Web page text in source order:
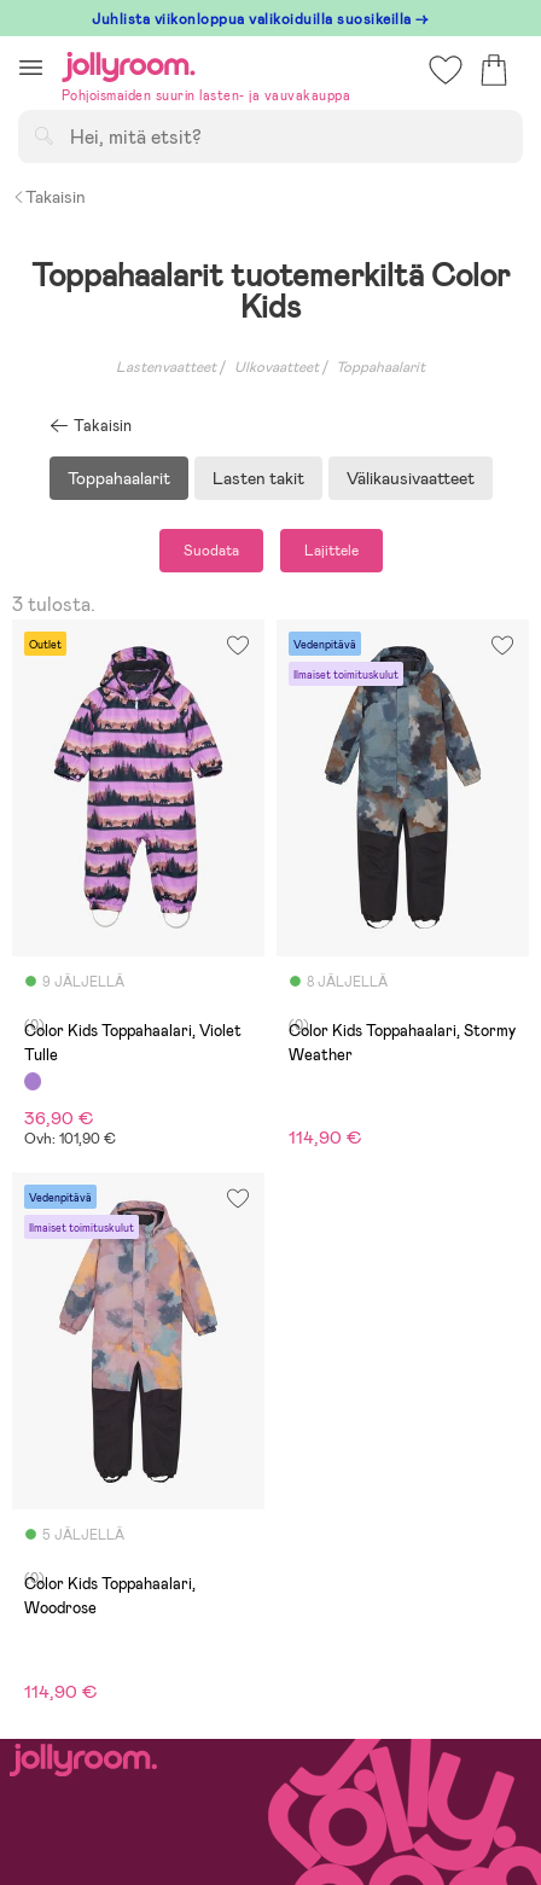
till
innehållet
Juhlista viikonloppua valikoiduilla suosikeilla →
Pohjoismaiden suurin lasten- ja vauvakauppa
Takaisin
Toppahaalarit tuotemerkiltä Color
Kids
Lastenvaatteet Ulkovaatteet Toppahaalarit
Takaisin
Toppahaalarit Lasten takit Välikausivaatteet
Suodata Lajittele
3 tulosta.
Outlet
9 JÄLJELLÄ
(0)
Color Kids Toppahaalari, Violet
Tulle
36,90 €
Ovh: 101,90 €
Vedenpitävä
Ilmaiset toimituskulut
8 JÄLJELLÄ
(0)
Color Kids Toppahaalari, Stormy
Weather
114,90 €
Vedenpitävä
Ilmaiset toimituskulut
5 JÄLJELLÄ
(0)
Color Kids Toppahaalari,
Woodrose
114,90 €